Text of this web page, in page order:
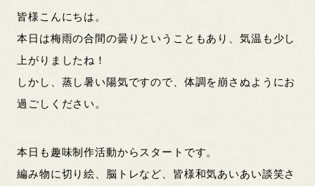
皆様こんにちは。
本日は梅雨の合間の曇りということもあり、気温も少し
上がりましたね！
しかし、蒸し暑い陽気ですので、体調を崩さぬようにお
過ごしください。
本日も趣味制作活動からスタートです。
編み物に切り絵、脳トレなど、皆様和気あいあい談笑さ